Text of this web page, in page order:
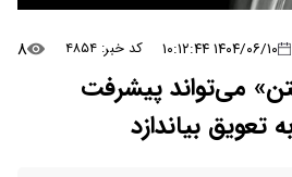
۱۴۰۴/۰۶/۱۰ ۱۰:۱۲:۴۴ کد خبر: ۴۸۵۴ ۸
می‌تواند پیشرفت
تعویق بیاندازد